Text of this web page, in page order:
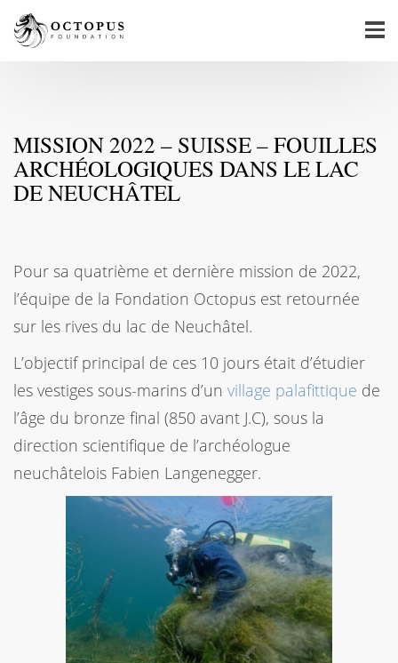
MISSION 2022 – SUISSE – FOUILLES
ARCHÉOLOGIQUES DANS LE LAC
DE NEUCHÂTEL
Pour sa quatrième et dernière mission de 2022,
l’équipe de la Fondation Octopus est retournée
sur les rives du lac de Neuchâtel.
L’objectif principal de ces 10 jours était d’étudier
les vestiges sous-marins d’un village palafittique de
l’âge du bronze final (850 avant J.C), sous la
direction scientifique de l’archéologue
neuchâtelois Fabien Langenegger.